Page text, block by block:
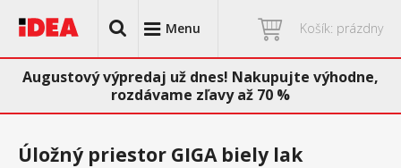
Menu Košík: prázdny
Augustový výpredaj už dnes! Nakupujte výhodne,
rozdávame zľavy až 70 %
Úložný priestor GIGA biely lak